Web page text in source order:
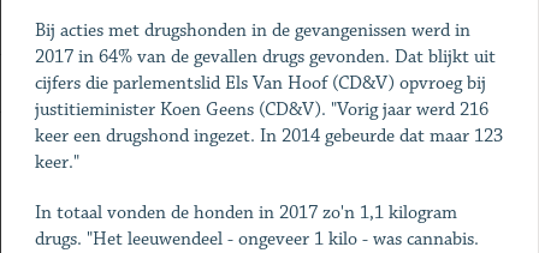
Bij acties met drugshonden in de gevangenissen werd in
2017 in 64% van de gevallen drugs gevonden. Dat blijkt uit
cijfers die parlementslid Els Van Hoof (CD&V) opvroeg bij
justitieminister Koen Geens (CD&V). "Vorig jaar werd 216
keer een drugshond ingezet. In 2014 gebeurde dat maar 123
keer."
In totaal vonden de honden in 2017 zo'n 1,1 kilogram
drugs. "Het leeuwendeel - ongeveer 1 kilo - was cannabis.